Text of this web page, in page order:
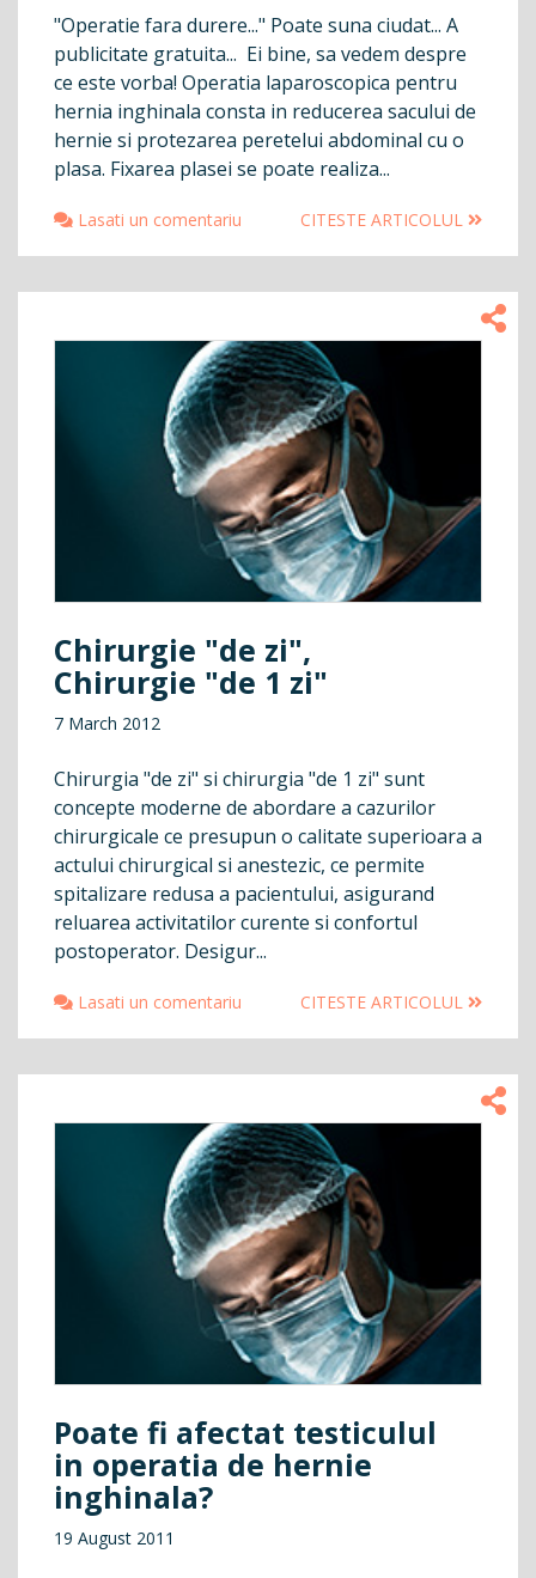
"Operatie fara durere..." Poate suna ciudat... A
publicitate gratuita... Ei bine, sa vedem despre
ce este vorba! Operatia laparoscopica pentru
hernia inghinala consta in reducerea sacului de
hernie si protezarea peretelui abdominal cu o
plasa. Fixarea plasei se poate realiza...
Lasati un comentariu CITESTE ARTICOLUL
Chirurgie "de zi",
Chirurgie "de 1 zi"
7 March 2012
Chirurgia "de zi" si chirurgia "de 1 zi" sunt
concepte moderne de abordare a cazurilor
chirurgicale ce presupun o calitate superioara a
actului chirurgical si anestezic, ce permite
spitalizare redusa a pacientului, asigurand
reluarea activitatilor curente si confortul
postoperator. Desigur...
Lasati un comentariu CITESTE ARTICOLUL
Poate fi afectat testiculul
in operatia de hernie
inghinala?
19 August 2011